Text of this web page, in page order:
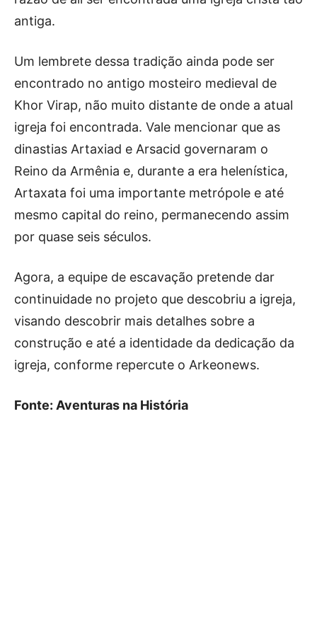
antiga.
Um lembrete dessa tradição ainda pode ser
encontrado no antigo mosteiro medieval de
Khor Virap, não muito distante de onde a atual
igreja foi encontrada. Vale mencionar que as
dinastias Artaxiad e Arsacid governaram o
Reino da Armênia e, durante a era helenística,
Artaxata foi uma importante metrópole e até
mesmo capital do reino, permanecendo assim
por quase seis séculos.
Agora, a equipe de escavação pretende dar
continuidade no projeto que descobriu a igreja,
visando descobrir mais detalhes sobre a
construção e até a identidade da dedicação da
igreja, conforme repercute o Arkeonews.
Fonte: Aventuras na História